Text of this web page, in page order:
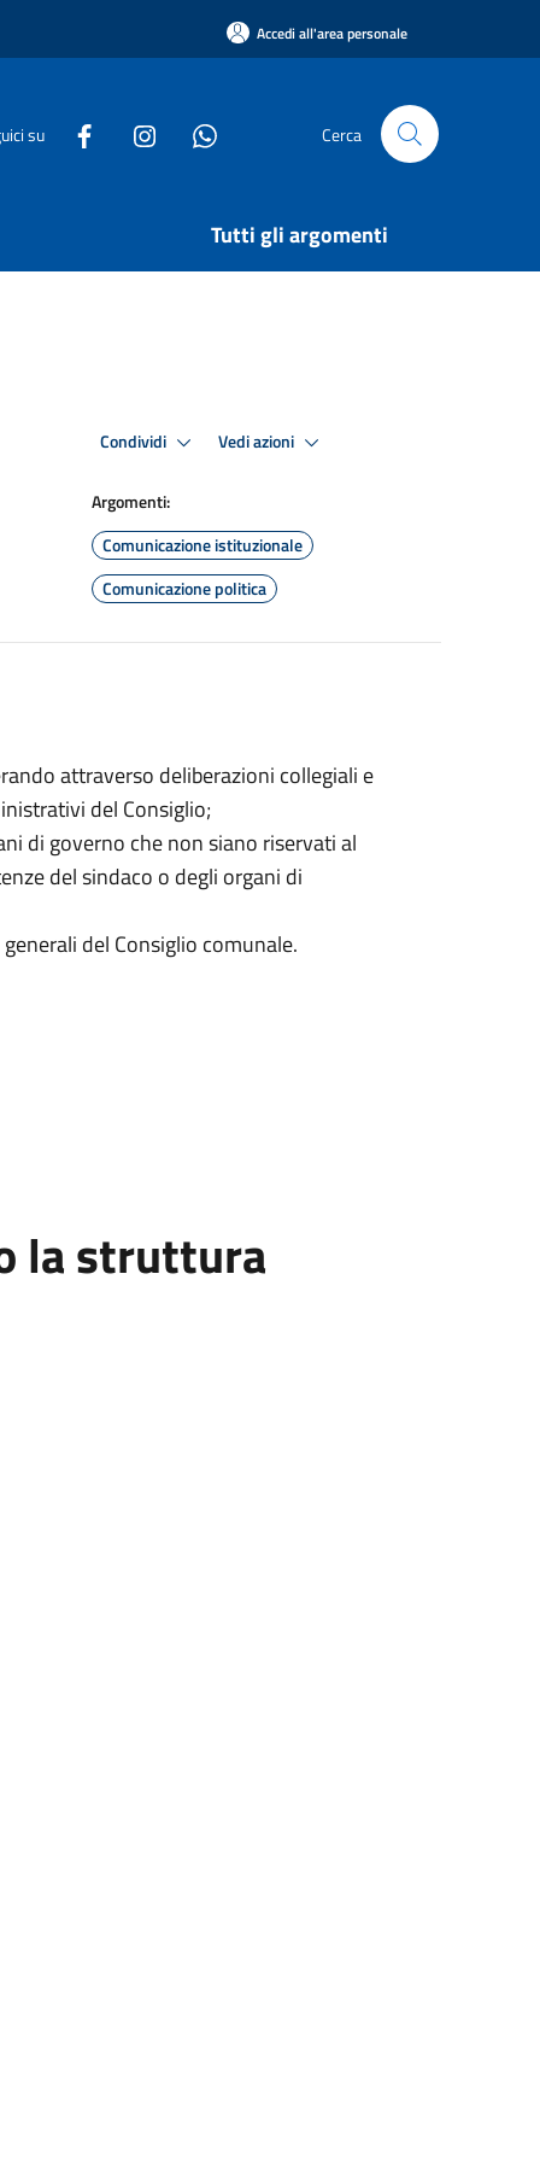
Accedi all'area personale
su Cerca
Tutti gli argomenti
Condividi Vedi azioni
Argomenti:
Comunicazione istituzionale
Comunicazione politica
attraverso deliberazioni collegiali e
del Consiglio;
di governo che non siano riservati al
del sindaco o degli organi di
del Consiglio comunale.
la struttura